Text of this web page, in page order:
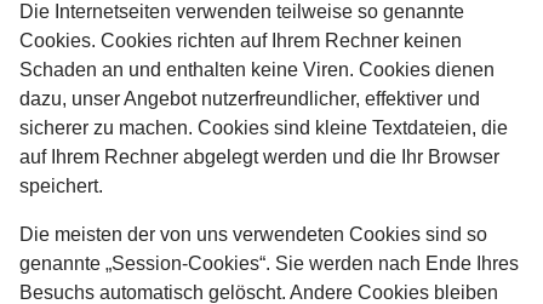
Die Internetseiten verwenden teilweise so genannte
Cookies. Cookies richten auf Ihrem Rechner keinen
Schaden an und enthalten keine Viren. Cookies dienen
dazu, unser Angebot nutzerfreundlicher, effektiver und
sicherer zu machen. Cookies sind kleine Textdateien, die
auf Ihrem Rechner abgelegt werden und die Ihr Browser
speichert.
Die meisten der von uns verwendeten Cookies sind so
genannte „Session-Cookies“. Sie werden nach Ende Ihres
Besuchs automatisch gelöscht. Andere Cookies bleiben